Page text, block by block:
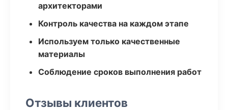
архитекторами
Контроль качества на каждом этапе
Используем только качественные
материалы
Соблюдение сроков выполнения работ
Отзывы клиентов